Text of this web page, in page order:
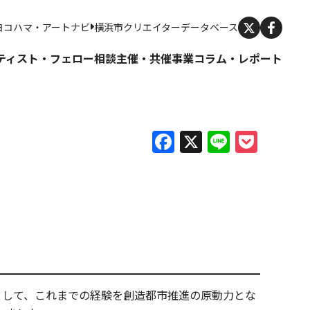
コハマ・アートナビ 横浜市クリエイターデータベース
ィスト・フェロー相談主催・共催事業コラム・レポート
Facebook
X Line
て、これまでの経験を創造都市推進の原動力とな